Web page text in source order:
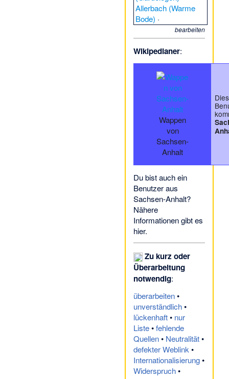
Allerbach (Warme
Bode) ·
Altengrabower Heide
·Altferchau·
Amtsgericht
Gardelegen·
Armeleuteberg
Assau·Bahnhof
Halle (Saale)
Klaustor·Bahnhof
Wegeleben·
Basislager Brocken
Bauernhaus
Dorfplatz 6
(Mannhausen)
Bauernstein
Fienstedt·
Bauernstein
Obhausen·
Bauernstein
Schlettau·
Bauernstein
Söhesten·Bebertal
bei Hundisburg·
Beeke-Dumme-
Niederung·
Bere
und Mosebach
südwestlich Stiege
Bergmoor·Bias
(Zerbst)·
Blankensee
(Osterburg)·
Blocksberg
(Calvörde)·Boblas·
Bodenschwende bei
bearbeiten
Wikipedianer:
Wappen
von
Sachsen-
Anhalt
Du bist auch ein
Benutzer aus
Sachsen-Anhalt?
Nähere
Informationen gibt es
hier.
Zu kurz oder
Überarbeitung
notwendig:
überarbeiten•
unverständlich•
lückenhaft• nur
Liste•fehlende
Quellen• Neutralität•
defekter Weblink•
Internationalisierung•
Widerspruch•